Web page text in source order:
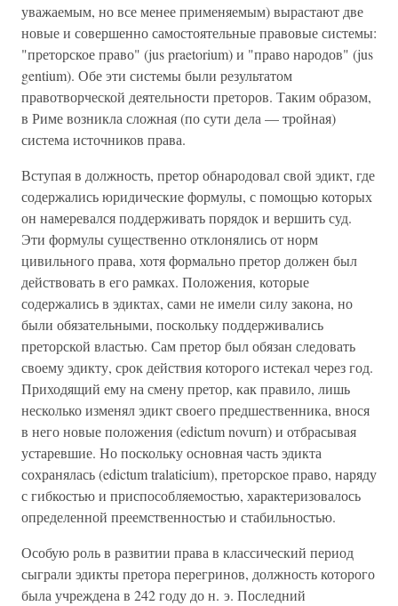
уважаемым, но все менее применяемым) вырастают две
новые и совершенно самостоятельные правовые системы:
"преторское право" (jus praetorium) и "право народов" (jus
gentium). Обе эти системы были результатом
правотворческой деятельности преторов. Таким образом,
в Риме возникла сложная (по сути дела — тройная)
система источников права.
Вступая в должность, претор обнародовал свой эдикт, где
содержались юридические формулы, с помощью которых
он намеревался поддерживать порядок и вершить суд.
Эти формулы существенно отклонялись от норм
цивильного права, хотя формально претор должен был
действовать в его рамках. Положения, которые
содержались в эдиктах, сами не имели силу закона, но
были обязательными, поскольку поддерживались
преторской властью. Сам претор был обязан следовать
своему эдикту, срок действия которого истекал через год.
Приходящий ему на смену претор, как правило, лишь
несколько изменял эдикт своего предшественника, внося
в него новые положения (edictum novurn) и отбрасывая
устаревшие. Но поскольку основная часть эдикта
сохранялась (edictum tralaticium), преторское право, наряду
с гибкостью и приспособляемостью, характеризовалось
определенной преемственностью и стабильностью.
Особую роль в развитии права в классический период
сыграли эдикты претора перегринов, должность которого
была учреждена в 242 году до н. э. Последний